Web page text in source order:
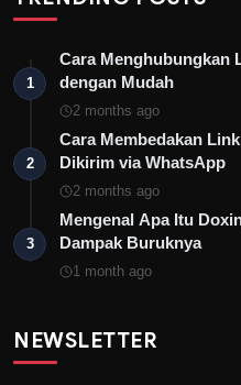
1
Cara Menghubungkan
dengan Mudah
2 months ago
2
Cara Membedakan
Dikirim via WhatsApp
2 months ago
3
Mengenal Apa Itu
Dampak Buruknya
1 month ago
NEWSLETTER